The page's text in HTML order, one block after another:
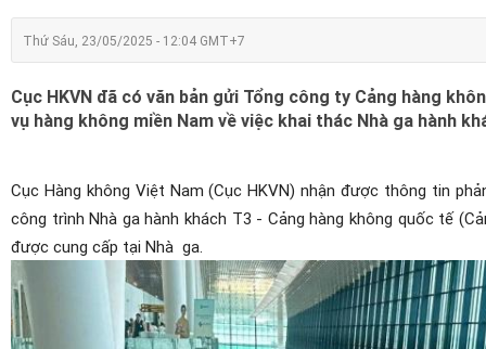
Thứ Sáu, 23/05/2025 - 12:04 GMT+7
Cục HKVN đã có văn bản gửi Tổng công ty Cảng hàng
vụ hàng không miền Nam về việc khai thác Nhà ga hành
Cục Hàng không Việt Nam (Cục HKVN) nhận được thông tin
công trình Nhà ga hành khách T3 - Cảng hàng không quốc tế
được cung cấp tại Nhà ga.